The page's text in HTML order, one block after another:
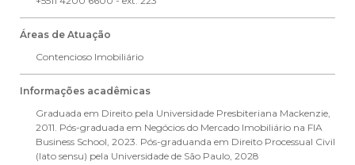
Áreas de Atuação
Contencioso Imobiliário
Informações acadêmicas
Graduada em Direito pela Universidade Presbiteriana Mackenzie,
2011. Pós-graduada em Negócios do Mercado Imobiliário na FIA
Business School, 2023. Pós-graduanda em Direito Processual Civil
(lato sensu) pela Universidade de São Paulo, 2028